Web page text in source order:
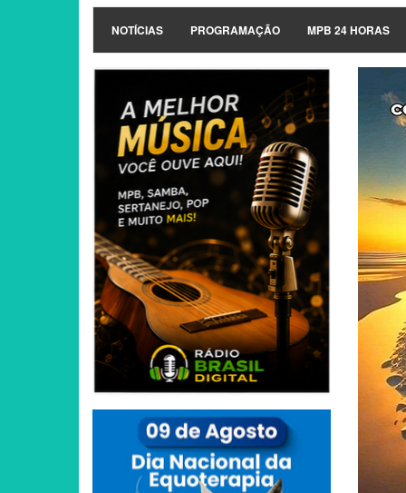
NOTÍCIAS PROGRAMAÇÃO MPB 24 HORAS